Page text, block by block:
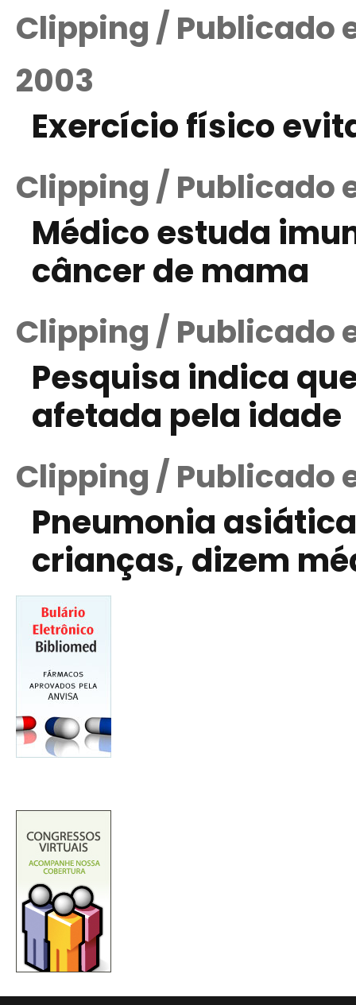
Clipping / Publicado
2003
Exercício físico
Clipping / Publicado
Médico estuda
câncer de mama
Clipping / Publicado
Pesquisa indica
afetada pela idade
Clipping / Publicado
Pneumonia
crianças, dizem